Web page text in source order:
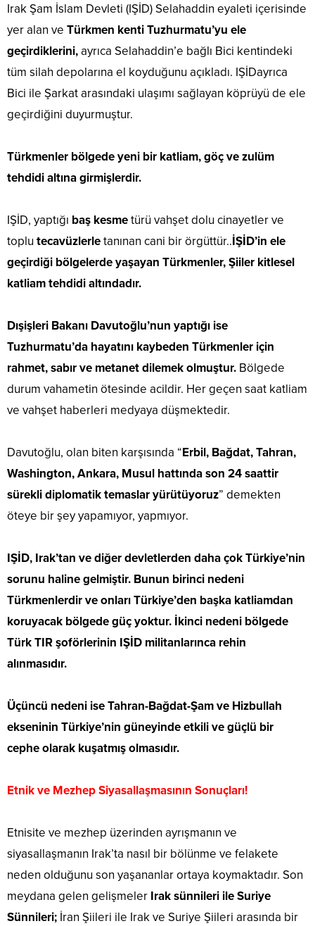
Irak Şam İslam Devleti (IŞİD) Selahaddin eyaleti içerisinde
yer alan ve Türkmen kenti Tuzhurmatu’yu ele
geçirdiklerini,ayrıca Selahaddin’e bağlı Bici kentindeki
tüm silah depolarına el koyduğunu açıkladı. IŞİDayrıca
Bici ile Şarkat arasındaki ulaşımı sağlayan köprüyü de ele
geçirdiğini duyurmuştur.
Türkmenler bölgede yeni bir katliam, göç ve zulüm
tehdidi altına girmişlerdir.
IŞİD, yaptığı baş kesmetürü vahşet dolu cinayetler ve
toplu tecavüzlerletanınan cani bir örgüttür..İŞİD’in ele
geçirdiği bölgelerde yaşayan Türkmenler, Şiiler kitlesel
katliam tehdidi altındadır.
Dışişleri Bakanı Davutoğlu’nun yaptığı ise
Tuzhurmatu’da hayatını kaybeden Türkmenler için
rahmet, sabır ve metanet dilemek olmuştur. Bölgede
durum vahametin ötesinde acildir. Her geçen saat katliam
ve vahşet haberleri medyaya düşmektedir.
Davutoğlu, olan biten karşısında “Erbil, Bağdat, Tahran,
Washington, Ankara, Musul hattında son 24 saattir
sürekli diplomatik temaslar yürütüyoruz” demekten
öteye bir şey yapamıyor, yapmıyor.
IŞİD, Irak’tan ve diğer devletlerden daha çok Türkiye’nin
sorunu haline gelmiştir. Bunun birinci nedeni
Türkmenlerdir ve onları Türkiye’den başka katliamdan
koruyacak bölgede güç yoktur. İkinci nedeni bölgede
Türk TIR şoförlerinin IŞİD militanlarınca rehin
alınmasıdır.
Üçüncü nedeni ise Tahran-Bağdat-Şam ve Hizbullah
ekseninin Türkiye’nin güneyinde etkili ve güçlü bir
cephe olarak kuşatmış olmasıdır.
Etnik ve Mezhep Siyasallaşmasının Sonuçları!
Etnisite ve mezhep üzerinden ayrışmanın ve
siyasallaşmanın Irak’ta nasıl bir bölünme ve felakete
neden olduğunu son yaşananlar ortaya koymaktadır. Son
meydana gelen gelişmeler Irak sünnileri ile Suriye
Sünnileri; İran Şiileri ile Irak ve Suriye Şiileri arasında bir